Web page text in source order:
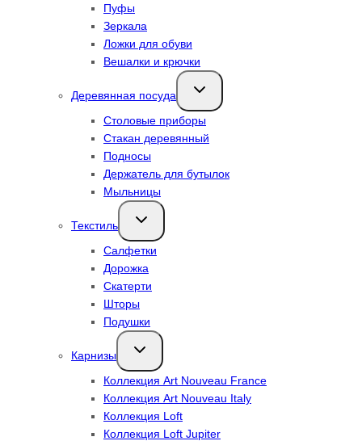
Пуфы
Зеркала
Ложки для обуви
Вешалки и крючки
Деревянная посуда
Переключить
дочернее
Столовые приборы
Стакан деревянный
Подносы
Держатель для бутылок
Мыльницы
Текстиль
Переключить
дочернее
Салфетки
Дорожка
Скатерти
Шторы
Подушки
Карнизы
Переключить
дочернее
Коллекция Art Nouveau France
Коллекция Art Nouveau Italy
Коллекция Loft
Коллекция Loft Jupiter